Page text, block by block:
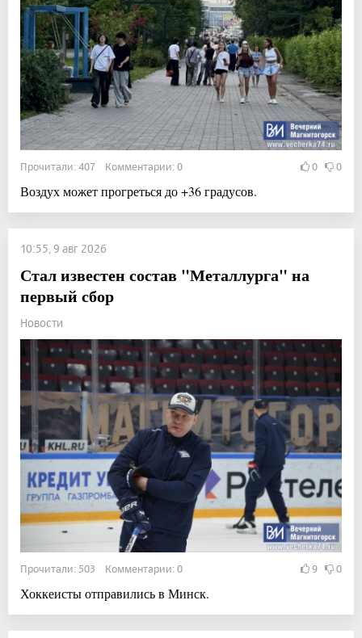
Прочитали: 407 Комментарии: 0 0 0
Воздух может прогреться до +36 градусов.
10:55, 9 авг 2026
Стал известен состав "Металлурга" на
первый сбор
Новости
Прочитали: 503 Комментарии: 0 9 0
Хоккеисты отправились в Минск.